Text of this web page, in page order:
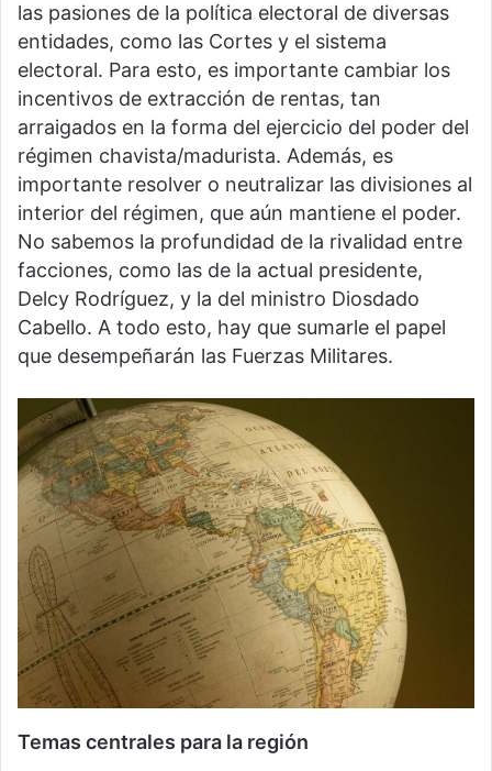
las pasiones de la política electoral de diversas
entidades, como las Cortes y el sistema
electoral. Para esto, es importante cambiar los
incentivos de extracción de rentas, tan
arraigados en la forma del ejercicio del poder del
régimen chavista/madurista. Además, es
importante resolver o neutralizar las divisiones al
interior del régimen, que aún mantiene el poder.
No sabemos la profundidad de la rivalidad entre
facciones, como las de la actual presidente,
Delcy Rodríguez, y la del ministro Diosdado
Cabello. A todo esto, hay que sumarle el papel
que desempeñarán las Fuerzas Militares.
Temas centrales para la región